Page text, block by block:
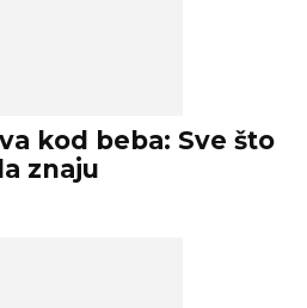
kod beba: Sve što
znaju